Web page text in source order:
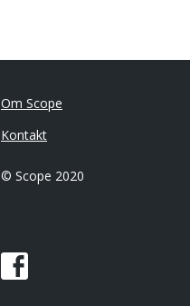
Om Scope
Kontakt
© Scope 2020